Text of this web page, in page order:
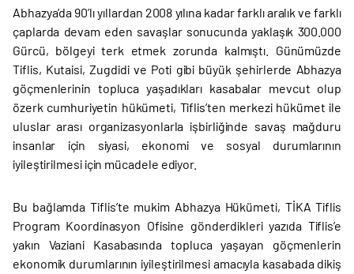
Abhazya’da 90’lı yıllardan 2008 yılına kadar farklı aralık ve farklı
çaplarda devam eden savaşlar sonucunda yaklaşık 300.000
Gürcü, bölgeyi terk etmek zorunda kalmıştı. Günümüzde
Tiflis, Kutaisi, Zugdidi ve Poti gibi büyük şehirlerde Abhazya
göçmenlerinin topluca yaşadıkları kasabalar mevcut olup
özerk cumhuriyetin hükümeti, Tiflis’ten merkezi hükümet ile
uluslar arası organizasyonlarla işbirliğinde savaş mağduru
insanlar için siyasi, ekonomi ve sosyal durumlarının
iyileştirilmesi için mücadele ediyor.
Bu bağlamda Tiflis’te mukim Abhazya Hükümeti, TİKA Tiflis
Program Koordinasyon Ofisine gönderdikleri yazıda Tiflis’e
yakın Vaziani Kasabasında topluca yaşayan göçmenlerin
ekonomik durumlarının iyileştirilmesi amacıyla kasabada dikiş